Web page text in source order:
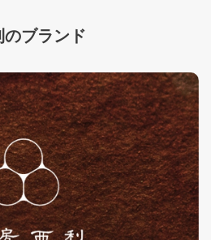
のブランド